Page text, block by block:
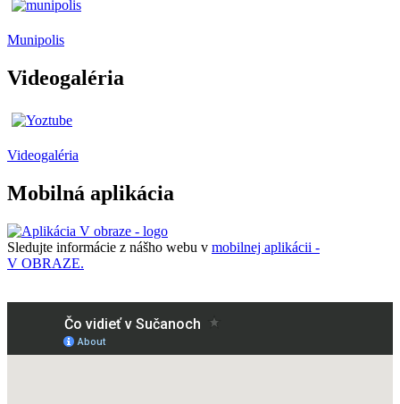
Munipolis
Videogaléria
Videogaléria
Mobilná aplikácia
Sledujte informácie z nášho webu v mobilnej aplikácii -
V OBRAZE.